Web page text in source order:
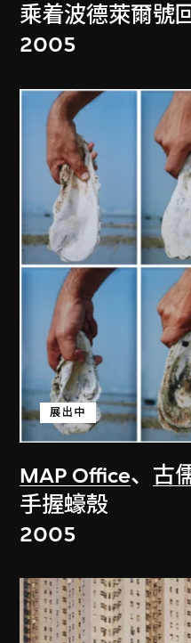
乘着波德萊爾號
2005
MAP Office、 古
展出中
手握蠔殼
2005